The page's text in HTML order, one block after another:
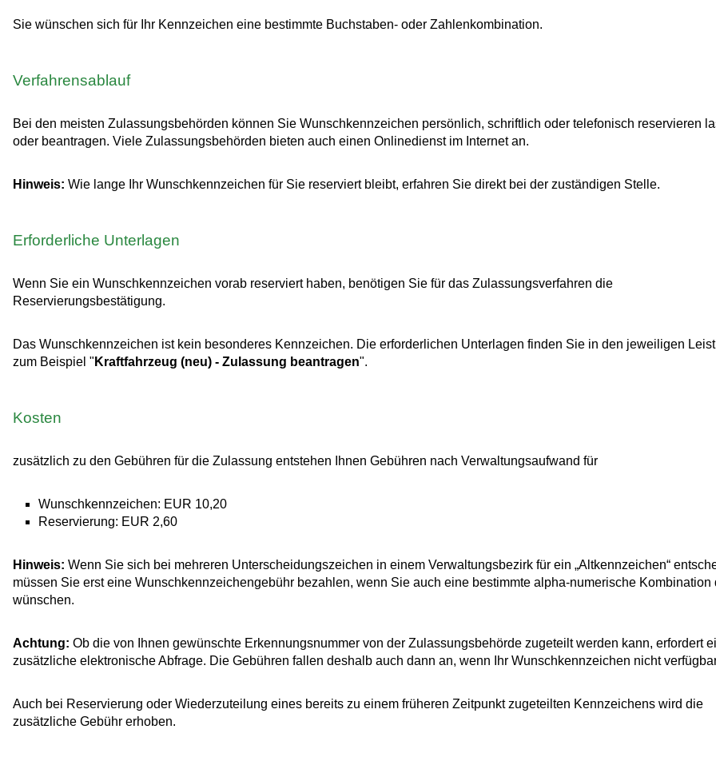
Sie wünschen sich für Ihr Kennzeichen eine bestimmte Buchstaben- oder Zahlenkombination.
Verfahrensablauf
Bei den meisten Zulassungsbehörden können Sie Wunschkennzeichen persönlich, schriftlich oder telefonisch reservieren
oder beantragen. Viele Zulassungsbehörden bieten auch einen Onlinedienst im Internet an.
Hinweis: Wie lange Ihr Wunschkennzeichen für Sie reserviert bleibt, erfahren Sie direkt bei der zuständigen Stelle.
Erforderliche Unterlagen
Wenn Sie ein Wunschkennzeichen vorab reserviert haben, benötigen Sie für das Zulassungsverfahren die
Reservierungsbestätigung.
Das Wunschkennzeichen ist kein besonderes Kennzeichen. Die erforderlichen Unterlagen finden Sie in den jeweiligen
zum Beispiel " Kraftfahrzeug (neu) - Zulassung beantragen".
Kosten
zusätzlich zu den Gebühren für die Zulassung entstehen Ihnen Gebühren nach Verwaltungsaufwand für
Wunschkennzeichen: EUR 10,20
Reservierung: EUR 2,60
Hinweis: Wenn Sie sich bei mehreren Unterscheidungszeichen in einem Verwaltungsbezirk für ein „Altkennzeichen“
müssen Sie erst eine Wunschkennzeichengebühr bezahlen, wenn Sie auch eine bestimmte alpha-numerische Kombination
wünschen.
Achtung: Ob die von Ihnen gewünschte Erkennungsnummer von der Zulassungsbehörde zugeteilt werden kann, erfordert
zusätzliche elektronische Abfrage. Die Gebühren fallen deshalb auch dann an, wenn Ihr Wunschkennzeichen nicht
Auch bei Reservierung oder Wiederzuteilung eines bereits zu einem früheren Zeitpunkt zugeteilten Kennzeichens wird die
zusätzliche Gebühr erhoben.